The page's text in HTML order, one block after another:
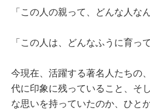
「この人の親って、どんな人な
「この人は、どんなふうに育っ
今現在、活躍する著名人たちの
代に印象に残っていること、そ
な思いを持っていたのか、ひと